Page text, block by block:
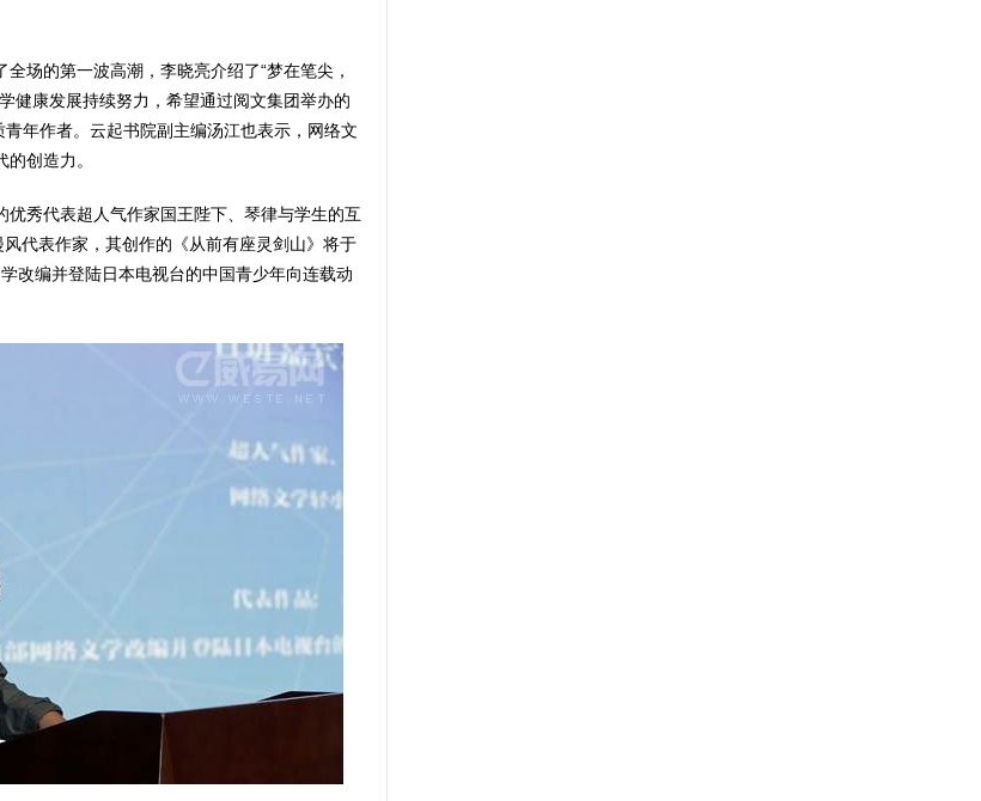
场的第一波高潮，李晓亮介绍了“梦在笔尖，
健康发展持续努力，希望通过阅文集团举办的
年作者。云起书院副主编汤江也表示，网络文
创造力。
秀代表超人气作家国王陛下、琴律与学生的互
代表作家，其创作的《从前有座灵剑山》将于
改编并登陆日本电视台的中国青少年向连载动